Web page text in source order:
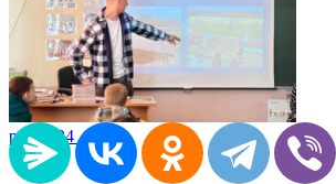
pic06524_06